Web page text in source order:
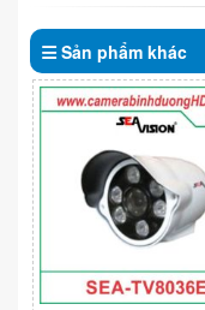
Sản phẩm khác